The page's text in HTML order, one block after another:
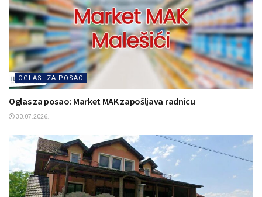
OGLASI ZA POSAO
Oglas za posao: Market MAK zapošljava radnicu
30.07.2026.